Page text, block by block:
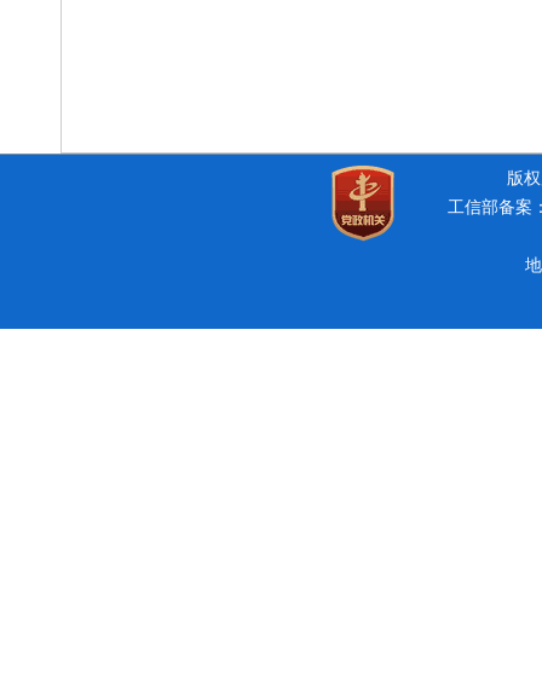
版
工信部备案